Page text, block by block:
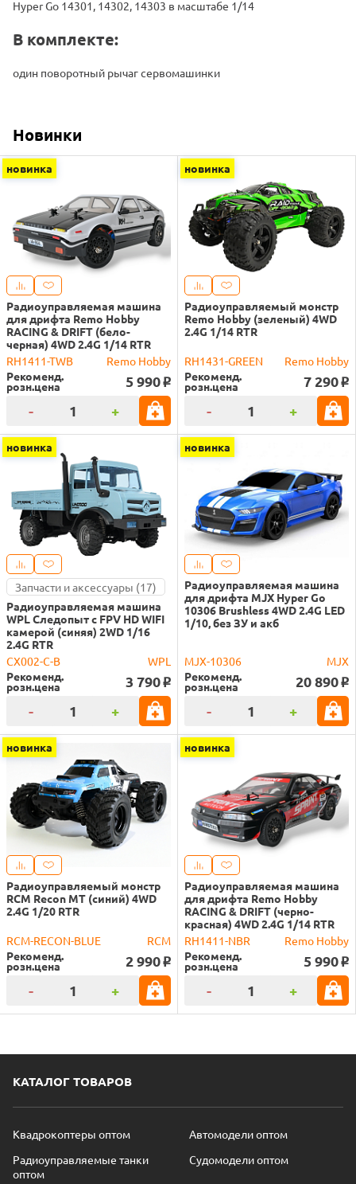
Hyper Go 14301, 14302, 14303 в масштабе 1/14
В комплекте:
один поворотный рычаг сервомашинки
Новинки
новинка
Радиоуправляемая машина
для дрифта Remo Hobby
RACING & DRIFT (бело-
черная) 4WD 2.4G 1/14 RTR
RH1411-TWB
Remo Hobby
Рекоменд.
розн.цена 5 990 o
- +
новинка
Радиоуправляемый монстр
Remo Hobby (зеленый) 4WD
2.4G 1/14 RTR
RH1431-GREEN
Remo Hobby
Рекоменд.
розн.цена 7 290 o
- +
новинка
Запчасти и аксессуары (17)
Радиоуправляемая машина
WPL Следопыт с FPV HD WIFI
камерой (синяя) 2WD 1/16
2.4G RTR
CX002-C-B
WPL
Рекоменд.
розн.цена 3 790 o
- +
новинка
Радиоуправляемая машина
для дрифта MJX Hyper Go
10306 Brushless 4WD 2.4G LED
1/10, без ЗУ и акб
MJX-10306
MJX
Рекоменд.
розн.цена 20 890 o
- +
новинка
Радиоуправляемый монстр
RCM Recon MT (синий) 4WD
2.4G 1/20 RTR
RCM-RECON-BLUE
RCM
Рекоменд.
розн.цена 2 990 o
- +
новинка
Радиоуправляемая машина
для дрифта Remo Hobby
RACING & DRIFT (черно-
красная) 4WD 2.4G 1/14 RTR
RH1411-NBR
Remo Hobby
Рекоменд.
розн.цена 5 990 o
- +
КАТАЛОГ ТОВАРОВ
Квадрокоптеры оптом
Автомодели оптом
Радиоуправляемые танки
оптом
Судомодели оптом